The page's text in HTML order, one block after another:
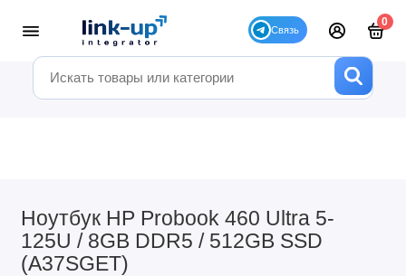
0
Ноутбук HP Probook 460 Ultra 5-
125U / 8GB DDR5 / 512GB SSD
(A37SGET)